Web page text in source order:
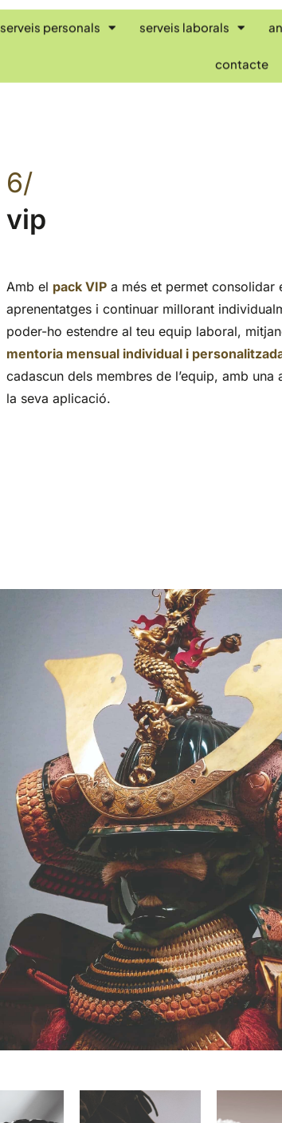
serveis personals serveis laborals
contacte
6/
vip
Amb el pack VIPa més et permet consolidar
aprenentatges i continuar millorant
poder-ho estendre al teu equip laboral,
mentoria mensual individual i
cadascun dels membres de l’equip, amb una
la seva aplicació.